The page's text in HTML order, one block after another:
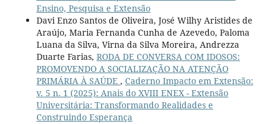
Ensino, Pesquisa e Extensão
Davi Enzo Santos de Oliveira, José Wilhy Aristides de
Araújo, Maria Fernanda Cunha de Azevedo, Paloma
Luana da Silva, Virna da Silva Moreira, Andrezza
Duarte Farias, RODA DE CONVERSA COM IDOSOS:
PROMOVENDO A SOCIALIZAÇÃO NA ATENÇÃO
PRIMÁRIA À SAÚDE , Caderno Impacto em Extensão:
v. 5 n. 1 (2025): Anais do XVIII ENEX - Extensão
Universitária: Transformando Realidades e
Construindo Esperança